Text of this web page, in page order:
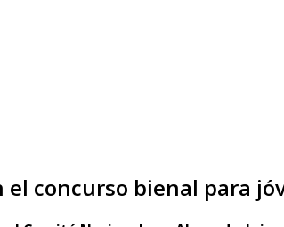
concurso bienal para